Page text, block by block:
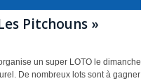
Pitchouns »
un super LOTO le dimanche
De nombreux lots sont à gagner